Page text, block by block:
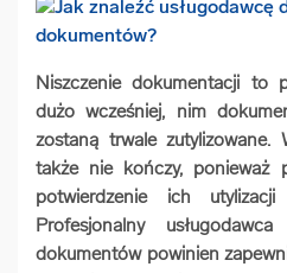
Archiwizowanie dokumentów
Przechowywanie dokumentacji
Usługi digitalizacjyjne
Osuszanie dokumentów
Niszczenie dokumentacji to
dużo wcześniej, nim
zostaną trwale
także nie kończy, ponieważ
potwierdzenie ich
Profesjonalny
dokumentów powinien